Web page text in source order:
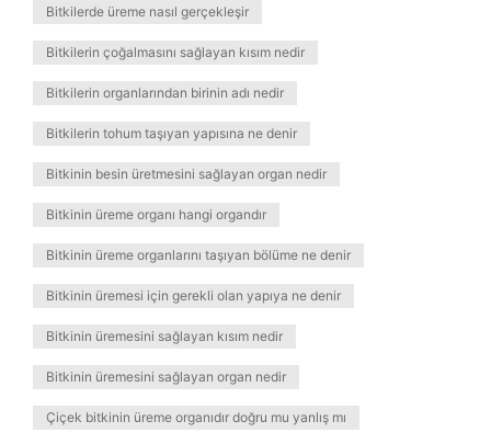
Bitkilerde üreme nasıl gerçekleşir
Bitkilerin çoğalmasını sağlayan kısım nedir
Bitkilerin organlarından birinin adı nedir
Bitkilerin tohum taşıyan yapısına ne denir
Bitkinin besin üretmesini sağlayan organ nedir
Bitkinin üreme organı hangi organdır
Bitkinin üreme organlarını taşıyan bölüme ne denir
Bitkinin üremesi için gerekli olan yapıya ne denir
Bitkinin üremesini sağlayan kısım nedir
Bitkinin üremesini sağlayan organ nedir
Çiçek bitkinin üreme organıdır doğru mu yanlış mı